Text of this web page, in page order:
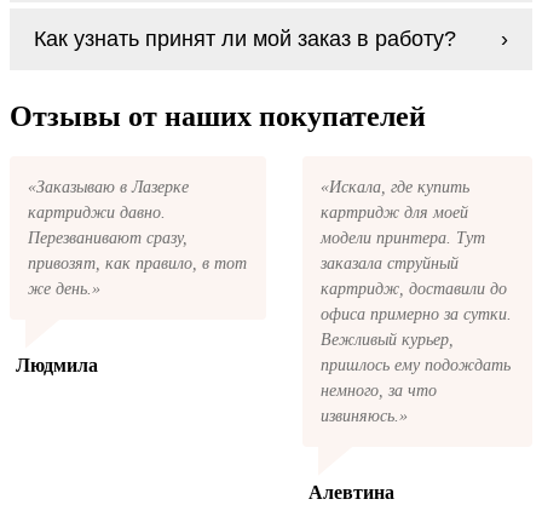
В любом случае вы можете заправить
картриджи Riso KS series. У нас можно
моделей принтеров.
причине вам не подошли, мы при первом
Как узнать принят ли мой заказ в работу?
Riso KS series на указанную вами
электронную почту придёт письмо с копией
чтобы оформить доставку. Если вы не
получили письмо с копией заказа,
пожалуйста, свяжитесь с нами через сервис
обратная связь, или позвоните.
Отзывы от наших покупателей
«Заказываю в Лазерке
картриджи давно.
Перезванивают сразу,
привозят, как правило, в тот
же день.»
Людмила
«Искала, где купить
картридж для моей
модели принтера. Тут
заказала струйный
картридж, доставили до
офиса примерно за сутки.
Вежливый курьер,
пришлось ему подождать
немного, за что
извиняюсь.»
Алевтина